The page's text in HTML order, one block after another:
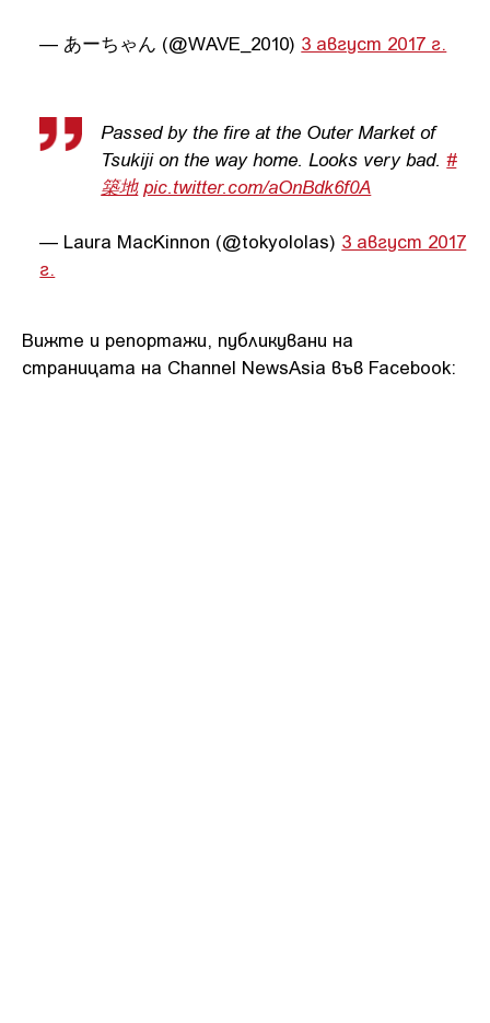
— あーちゃん (@WAVE_2010) 3 август 2017 г.
Passed by the fire at the Outer Market of
Tsukiji on the way home. Looks very bad.#
築地 pic.twitter.com/aOnBdk6f0A
— Laura MacKinnon (@tokyololas) 3 август 2017
г.
Вижте и репортажи, публикувани на
страницата на Channel NewsAsia във Facebook: